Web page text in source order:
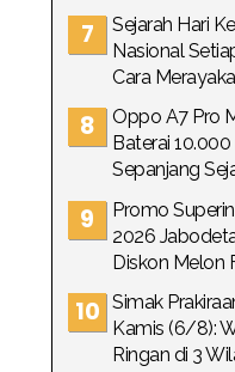
Sejarah Hari
Nasional
Cara
Oppo A7 Pro
Baterai
Sepanjang
Promo
2026
Diskon Melon
Simak
Kamis (6/8):
Ringan di 3